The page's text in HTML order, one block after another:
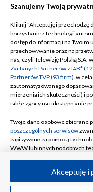
Abonament TVP
Emisja w TVP
Centrum informacji
Naziemna Telewizja
Rada Programowa
System NOS
Informacje o nadawcy
Program dla prasy
©2026
Szanujemy Twoją
Kliknij "Akceptuję i przechodzę
korzystanie z technologii
dostęp do informacji na Twoim
przechowywanie oraz na
nas, czyli Telewizję Polską S.A.
Zaufanych Partnerów z IAB*
Partnerów TVP (93 firm), w
zautomatyzowanego
mierzenia ich skuteczności) i
także zgody na udostępnianie
Twoje dane osobowe zbierane
poszczególnych serwisów
zapisywane za pomocą
WWW lub innych podobnych
ruchu w Internecie.Akceptuję i